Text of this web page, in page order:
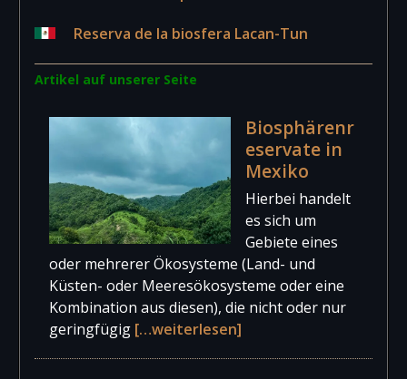
Reserva de la biosfera Lacan-Tun
Artikel auf unserer Seite
Biosphärenr
eservate in
Mexiko
Hierbei handelt
es sich um
Gebiete eines
oder mehrerer Ökosysteme (Land- und
Küsten- oder Meeresökosysteme oder eine
Kombination aus diesen), die nicht oder nur
geringfügig […weiterlesen]